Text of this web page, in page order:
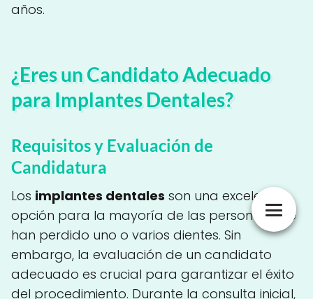
años.
¿Eres un Candidato Adecuado
para Implantes Dentales?
Requisitos y Evaluación de
Candidatura
Los implantes dentales son una excelente
opción para la mayoría de las personas que
han perdido uno o varios dientes. Sin
embargo, la evaluación de un candidato
adecuado es crucial para garantizar el éxito
del procedimiento. Durante la consulta inicial,